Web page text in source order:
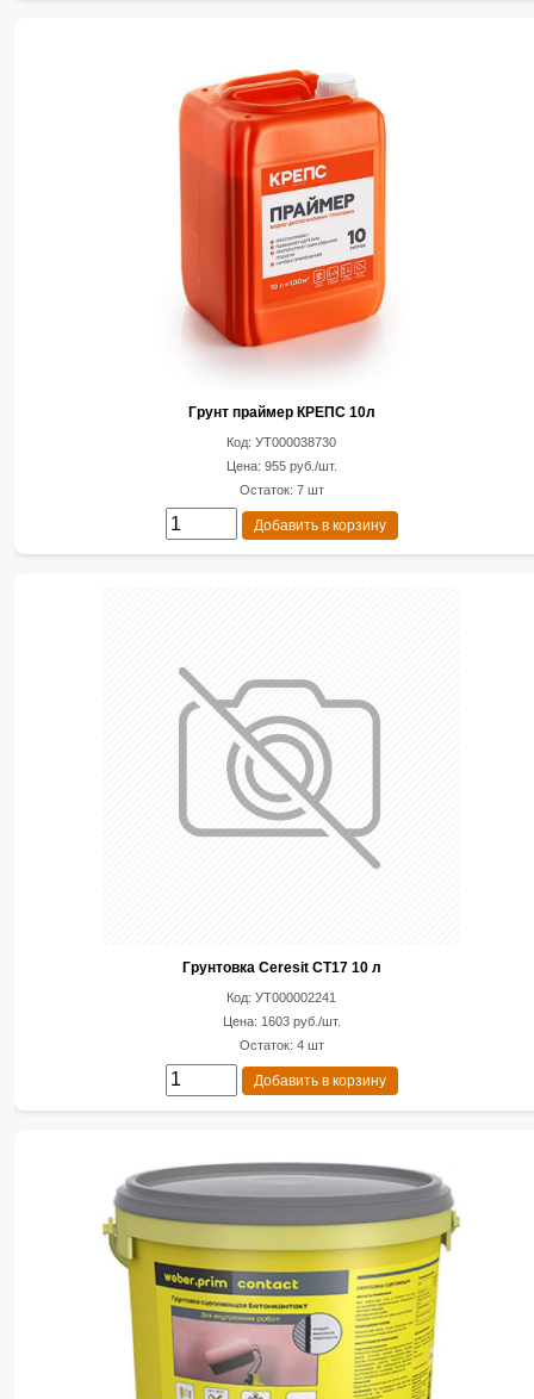
Грунт праймер КРЕПС 10л
Код: УТ000038730
Цена: 955 руб./шт.
Остаток: 7 шт
Добавить в корзину
Грунтовка Ceresit CT17 10 л
Код: УТ000002241
Цена: 1603 руб./шт.
Остаток: 4 шт
Добавить в корзину